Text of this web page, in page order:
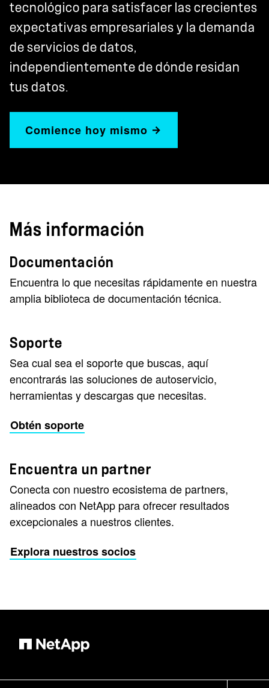
tecnológico para satisfacer las crecientes
expectativas empresariales y la demanda
de servicios de datos,
independientemente de dónde residan
tus datos.
Comience hoy mismo
Más información
Documentación
Encuentra lo que necesitas rápidamente en nuestra
amplia biblioteca de documentación técnica.
Soporte
Sea cual sea el soporte que buscas, aquí
encontrarás las soluciones de autoservicio,
herramientas y descargas que necesitas.
Obtén soporte
Encuentra un partner
Conecta con nuestro ecosistema de partners,
alineados con NetApp para ofrecer resultados
excepcionales a nuestros clientes.
Explora nuestros socios